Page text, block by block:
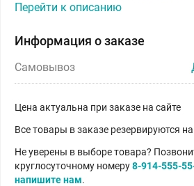
Перейти к описанию
Информация о заказе
Самовывоз
Цена актуальна при заказе на сайте
Все товары в заказе резервируются
Не уверены в выборе товара?
круглосуточному номеру8-914-555-
напишите нам.